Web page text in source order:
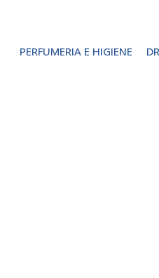
PERFUMERIA E HIGIENE